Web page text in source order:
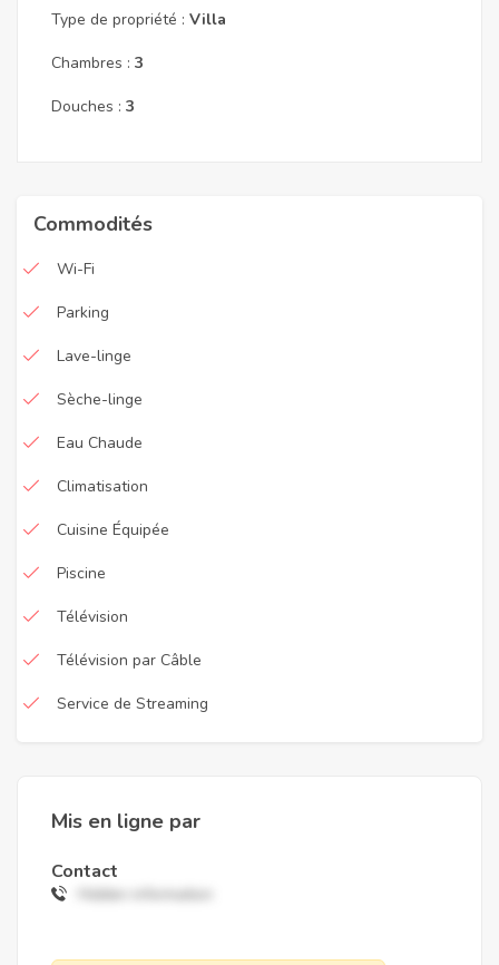
Type de propriété : Villa
Chambres : 3
Douches : 3
Commodités
Wi-Fi
Parking
Lave-linge
Sèche-linge
Eau Chaude
Climatisation
Cuisine Équipée
Piscine
Télévision
Télévision par Câble
Service de Streaming
Mis en ligne par
Contact